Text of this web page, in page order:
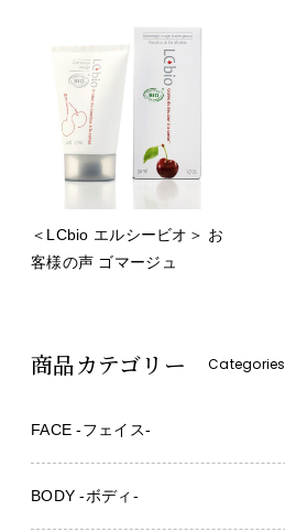
＜LCbio エルシービオ＞ お
客様の声 ゴマージュ
商品カテゴリー Categories
FACE -フェイス-
BODY -ボディ-